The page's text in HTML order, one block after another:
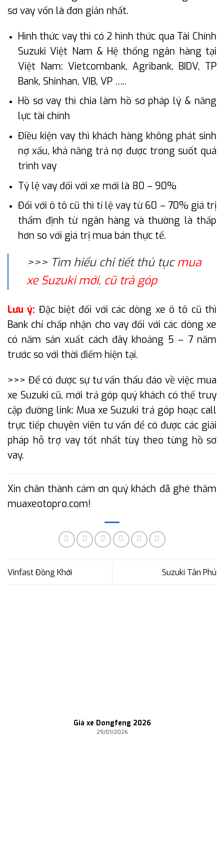
sơ vay vốn là đơn giản nhất.
Hình thức vay thì có 2 hình thức qua Tài Chính
Suzuki Việt Nam & Hệ thống ngân hàng tại
Việt Nam: Vietcombank, Agribank, BIDV, TP
Bank, Shinhan, VIB, VP …..
Hồ sơ vay thì chia làm hồ sơ pháp lý & năng
lực tài chính
Điều kiện vay thì khách hàng không phát sinh
nợ xấu, khả năng trả nợ được trong suốt quá
trình vay
Tỷ lệ vay đối với xe mới là 80 – 90%
Đối với ô tô cũ thì tỉ lệ vay từ 60 – 70% giá trị
thẩm định từ ngân hàng và thường là thấp
hơn so với giá trị mua bán thực tế.
>>> Tìm hiểu chi tiết thủ tụcmua
xe Suzuki mới, cũ trả góp
Lưu ý: Đặc biệt đối với các dòng xe ô tô cũ thì
Bank chỉ chấp nhận cho vay đối với các dòng xe
có năm sản xuất cách đây khoảng 5 – 7 năm
trước so với thời điểm hiện tại.
>>> Để có được sự tư vấn thấu đáo về việc mua
xe Suzuki cũ, mới trả góp quý khách có thể truy
cập đường link: Mua xe Suzuki trả góp hoạc call
trực tiếp chuyên viên tư vấn để có được các giải
pháp hỗ trợ vay tốt nhất tùy theo từng hồ sơ
vay.
Xin chân thành cảm ơn quý khách đã ghé thăm
muaxeotopro.com!
Vinfast Đồng Khởi Suzuki Tân Phú
Giá xe Dongfeng 2026
29/01/2026